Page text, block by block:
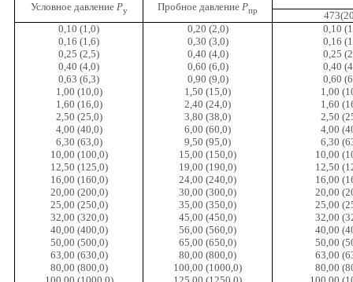
Условное давление Ру Пробное давление Рпр
0,10 (1,0)
0,20 (2,0)
0,10
0,16 (1,6)
0,30 (3,0)
0,16
0,25 (2,5)
0,40 (4,0)
0,25
0,40 (4,0)
0,60 (6,0)
0,40
0,63 (6,3)
0,90 (9,0)
0,60
1,00 (10,0)
1,50 (15,0)
1,00
1,60 (16,0)
2,40 (24,0)
1,60
2,50 (25,0)
3,80 (38,0)
2,50
4,00 (40,0)
6,00 (60,0)
4,00
6,30 (63,0)
9,50 (95,0)
6,30
10,00 (100,0)
15,00 (150,0)
10,00
12,50 (125,0)
19,00 (190,0)
12,50
16,00 (160,0)
24,00 (240,0)
16,00
20,00 (200,0)
30,00 (300,0)
20,00
25,00 (250,0)
35,00 (350,0)
25,00
32,00 (320,0)
45,00 (450,0)
32,00
40,00 (400,0)
56,00 (560,0)
40,00
50,00 (500,0)
65,00 (650,0)
50,00
63,00 (630,0)
80,00 (800,0)
63,00
80,00 (800,0)
100,00 (1000,0)
80,00